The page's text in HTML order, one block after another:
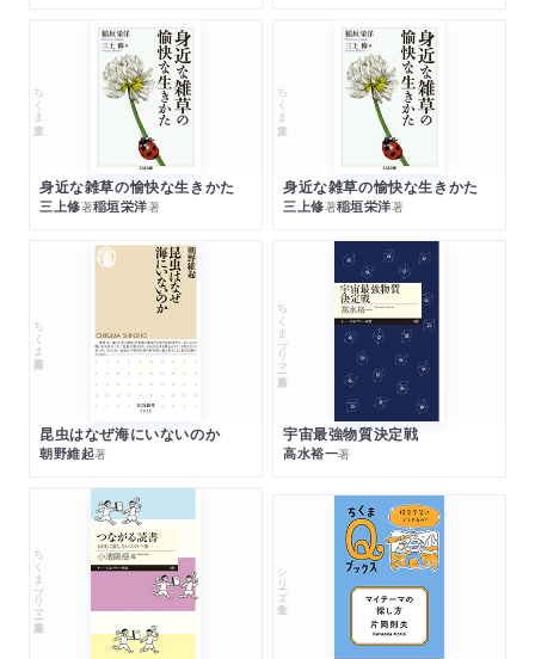
ちくま文庫
身近な雑草の愉快な生きかた
三上修著稲垣栄洋著
ちくま文庫
身近な雑草の愉快な生きかた
三上修著稲垣栄洋著
ちくま新書
昆虫はなぜ海にいないのか
朝野維起著
ちくまプリマー新書
宇宙最強物質決定戦
高水裕一著
ちくまプリマー新書 シリーズ・全集